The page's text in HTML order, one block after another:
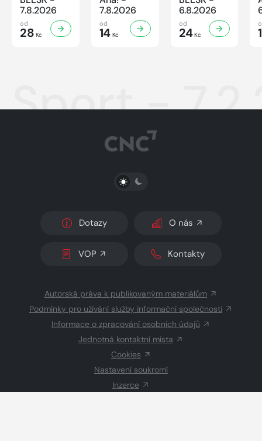
7.8.2026
od
28 Kč
7.8.2026
od
14Kč
6.8.2026
od
24Kč
Sport -
PŘEPNOUT SVĚTLÝ/TMAVÝ REŽIM
Dotazy O nás
VOP Kontakty
Autorská práva k publikovaným materiálům
Podmínky pro užívání služby informační společnosti
Informace o zpracování osobních údajů
Jednotná kontaktní místa
Cookies
Nastavení soukromí
Inzerce